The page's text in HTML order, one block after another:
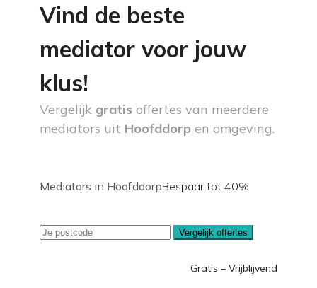
Vind de beste
mediator voor jouw
klus!
Vergelijk gratis offertes van meerdere
mediators uit Hoofddorp en omgeving.
Mediators in HoofddorpBespaar tot 40%
Vergelijk offertes
Gratis – Vrijblijvend